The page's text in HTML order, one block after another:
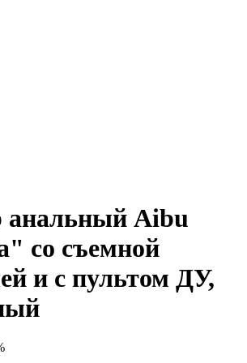
анальный Aibu
со съемной
и с пультом ДУ,